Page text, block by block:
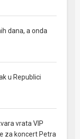
dana, a onda
u Republici
vrata VIP
za koncert Petra